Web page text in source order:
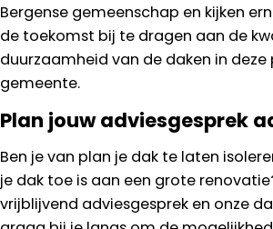
Bergense gemeenschap en kijken
de toekomst bij te dragen aan de
duurzaamheid van de daken in
gemeente.
Plan jouw adviesgesprek
Ben je van plan je dak te laten
je dak toe is aan een grote
vrijblijvend adviesgesprek en onze